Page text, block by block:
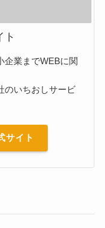
ト
企業までWEBに関
のいちおしサービ
サイト